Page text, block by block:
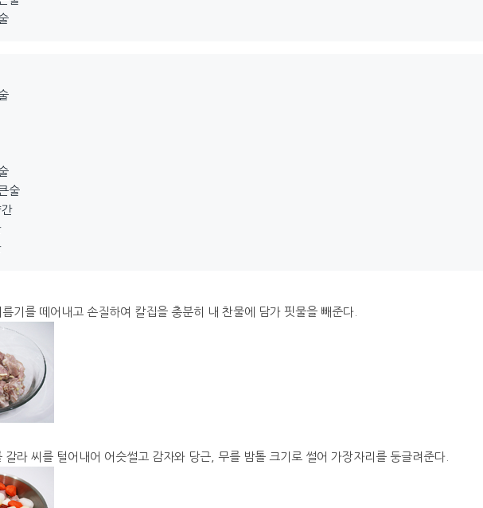
술
기를 떼어내고 손질하여 칼집을 충분히 내 찬물에 담가 핏물을 빼준다.
갈라 씨를 털어내어 어슷썰고 감자와 당근, 무를 밤톨 크기로 썰어 가장자리를 둥글려준다.